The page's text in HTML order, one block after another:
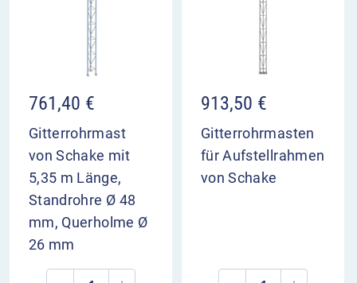
761,40 €
Gitterrohrmast
von Schake mit
5,35 m Länge,
Standrohre Ø 48
mm, Querholme Ø
26 mm
913,50 €
Gitterrohrmasten
für Aufstellrahmen
von Schake